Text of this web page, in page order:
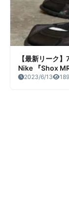
【最新リーク
Nike 『Shox
2023/6/13 189